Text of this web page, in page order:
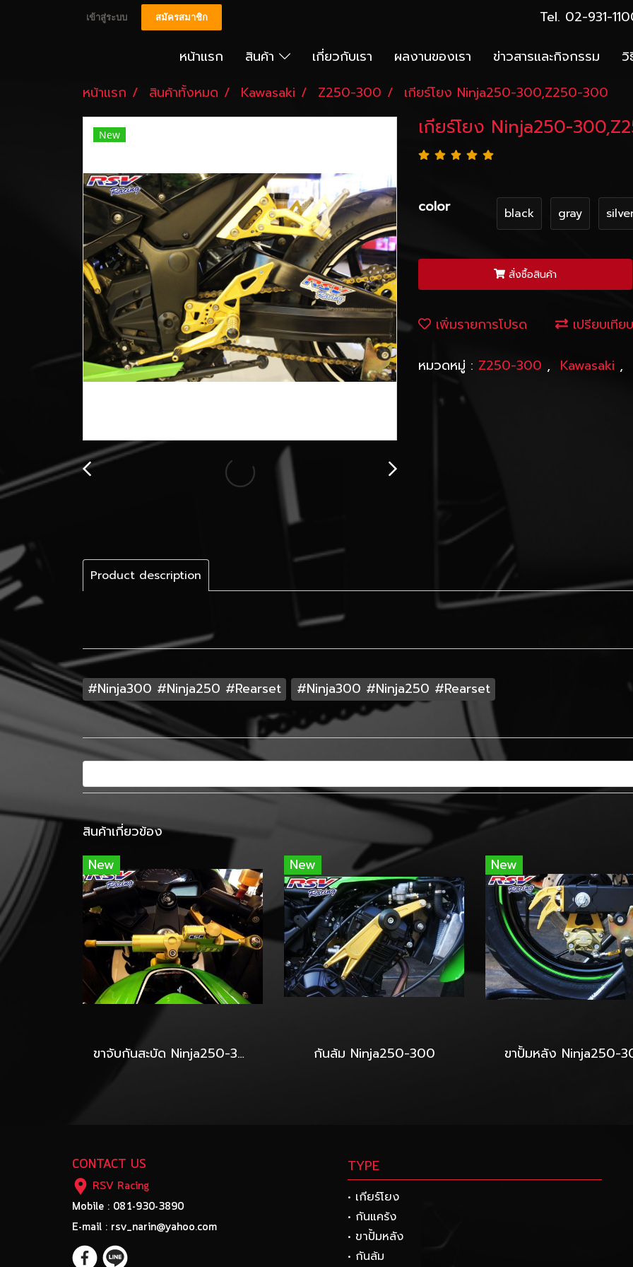
เข้าสู่ระบบ สมัครสมาชิก Tel. 02-931-
หน้าแรก สินค้า เกี่ยวกับเรา ผลงานของเรา ข่าวสารและกิจกรรม
หน้าแรก
สินค้าทั้งหมด Kawasaki Z250-300 เกียร์โยง Ninja250-300,Z250-300
New เกียร์โยง Ninja250-
color black gray
สั่งซื้อสินค้า
เพิ่มรายการโปรด เปรียบเทียบ
หมวดหมู่ : Z250-300 , Kawasaki ,
Product description
#Ninja300 #Ninja250 #Rearset #Ninja300 #Ninja250 #Rearset
สินค้าเกี่ยวข้อง
New
ขาจับกันสะบัด Ninja250-300 จับ Hyperpro-Ohlins-Yss
New
กันล้ม Ninja250-300
New
ขาปั้มหลัง Ninja250-
CONTACT US
RSV Racing
Mobile : 081-930-3890
E-mail : rsv_narin@yahoo.com
TYPE
• เกียร์โยง
• กันแคร้ง
• ขาปั้มหลัง
• กันล้ม